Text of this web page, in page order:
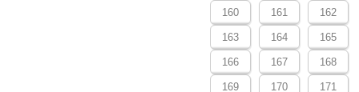
160 161 162
163 164 165
166 167 168
169 170 171